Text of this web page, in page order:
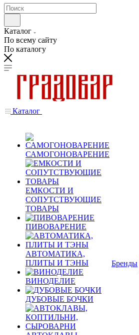
Каталог
По всему сайту
По каталогу
Каталог
САМОГОНОВАРЕНИЕ
ЕМКОСТИ И
СОПУТСТВУЮЩИЕ
ТОВАРЫ
ПИВОВАРЕНИЕ
АВТОМАТИКА,
ПЛИТЫ И ТЭНЫ
ВИНОДЕЛИЕ
ДУБОВЫЕ БОЧКИ
Бренды